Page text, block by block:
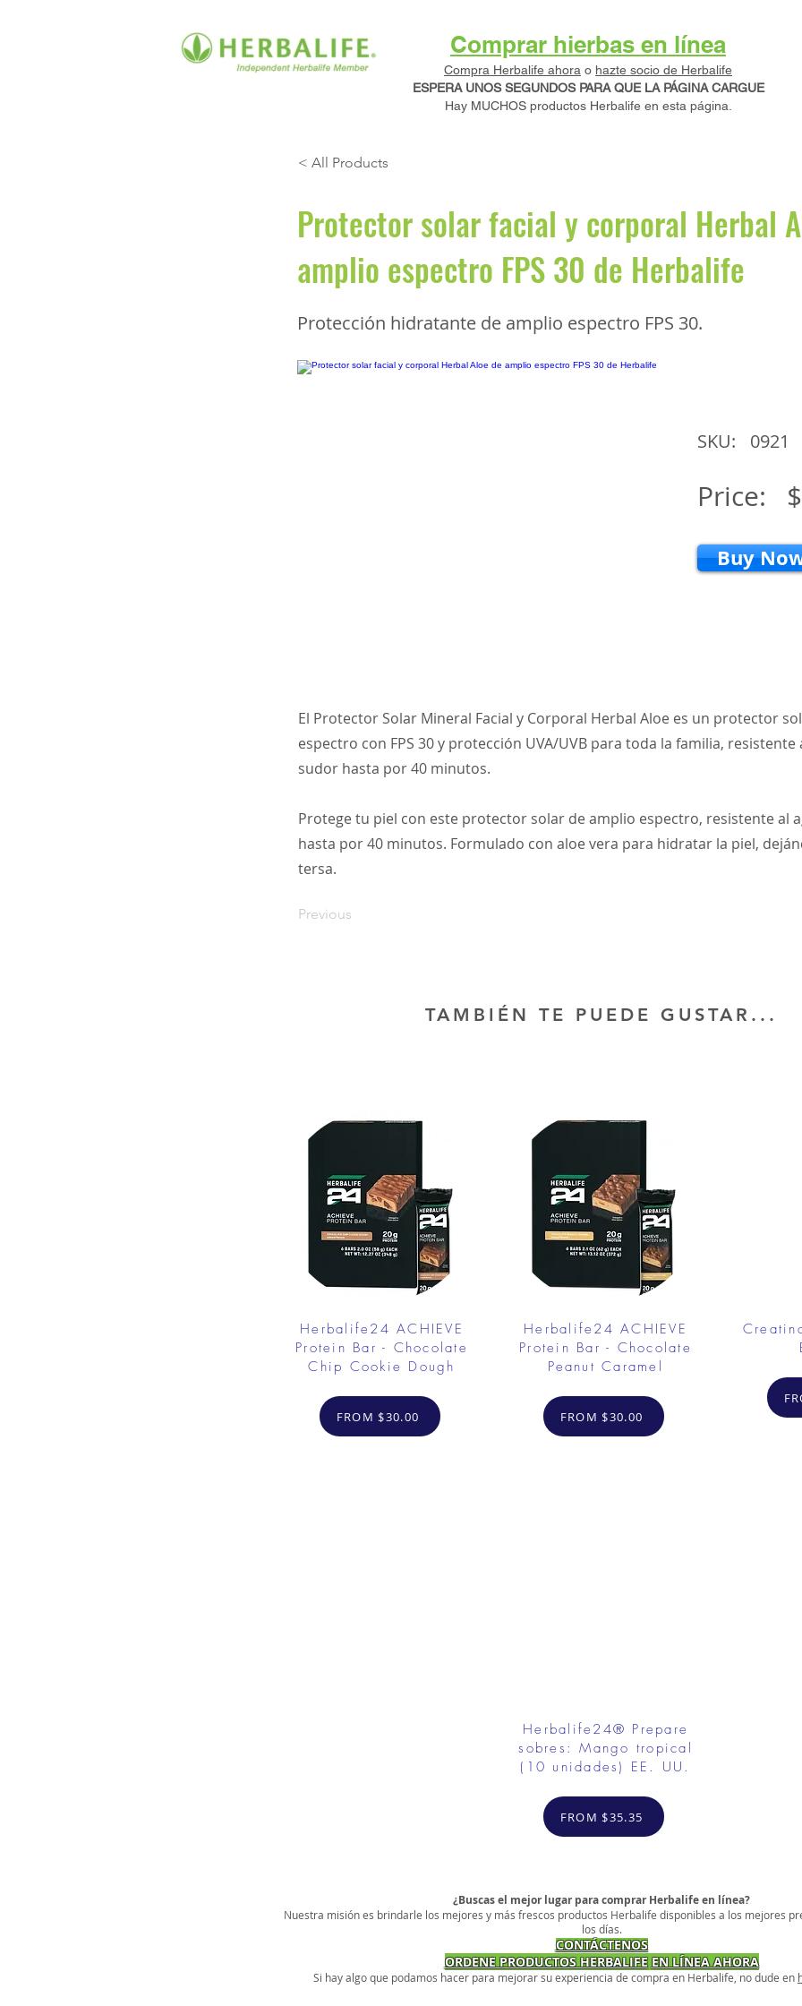
Comprar hierbas en línea
Compra Herbalife ahora o hazte socio de Herbalife
ESPERA UNOS SEGUNDOS PARA QUE LA PÁGINA CARGUE
Hay MUCHOS productos Herbalife en esta página.
< All Products
Protector solar facial y corporal Herbal
amplio espectro FPS 30 de Herbalife
Protección hidratante de amplio espectro FPS 30.
SKU: 0921
Price:
Buy
El Protector Solar Mineral Facial y Corporal Herbal Aloe es un protector
espectro con FPS 30 y protección UVA/UVB para toda la familia, resistente
sudor hasta por 40 minutos.
Protege tu piel con este protector solar de amplio espectro, resistente al
hasta por 40 minutos. Formulado con aloe vera para hidratar la piel,
tersa.
Previous
TAMBIÉN TE PUEDE GUSTAR...
Herbalife24 ACHIEVE
Protein Bar - Chocolate
Chip Cookie Dough
FROM $30.00
Herbalife24 ACHIEVE
Protein Bar - Chocolate
Peanut Caramel
FROM $30.00
Herbalife24® Prepare
sobres: Mango tropical
(10 unidades) EE. UU.
FROM $35.35
¿Buscas el mejor lugar para comprar Herbalife en línea?
Nuestra misión es brindarle los mejores y más frescos productos Herbalife disponibles a los mejores
los días.
CONTÁCTENOS
ORDENE PRODUCTOS HERBALIFE EN LÍNEA AHORA
Si hay algo que podamos hacer para mejorar su experiencia de compra en Herbalife, no dude en